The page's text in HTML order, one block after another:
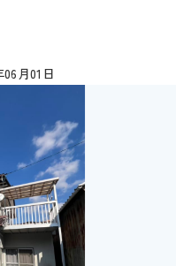
06月01日